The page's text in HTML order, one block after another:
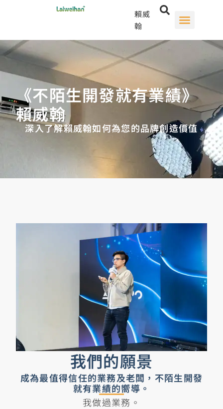
賴威
翰
《不陌生開發就有業績》
賴威翰
深入了解賴威翰如何為您的品牌創造價值
我們的願景
成為最值得信任的業務及老闆，不陌生開發
就有業績的嚮導。
我做過業務。